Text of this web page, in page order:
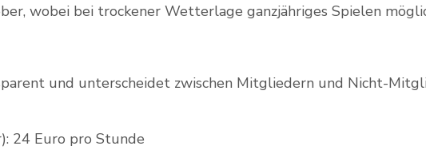
wobei bei trockener Wetterlage ganzjähriges Spielen
und unterscheidet zwischen Mitgliedern und Nicht-
24 Euro pro Stunde